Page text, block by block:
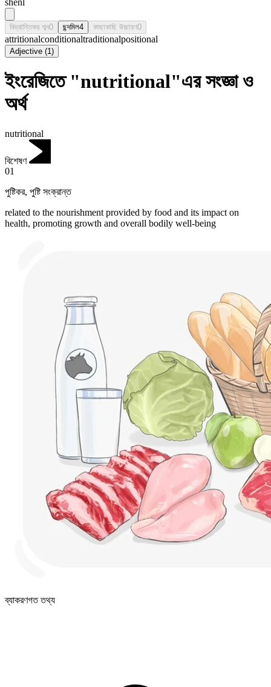
বিভ্রান্তিকর শব্দ0 ছন্দমিল4 কাছাকাছি উচ্চারণ0
attritionalconditionaltraditionalpositional
Adjective (1)
ইংরেজিতে "nutritional"এর সংজ্ঞা ও
অর্থ
nutritional
বিশেষণ
01
পুষ্টিকর, পুষ্টি সংক্রান্ত
related to the nourishment provided by food and its impact on
health, promoting growth and overall bodily well-being
ব্যাকরণগত তথ্য